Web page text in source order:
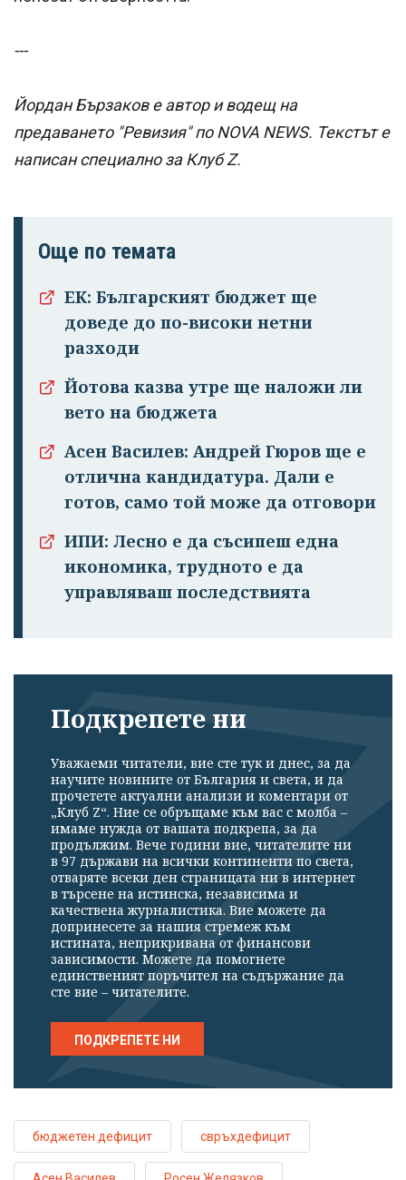
---
Йордан Бързаков е автор и водещ на
предаването "Ревизия" по NOVA NEWS. Текстът е
написан специално за Клуб Z.
Още по темата
ЕК: Българският бюджет ще
доведе до по-високи нетни
разходи
Йотова казва утре ще наложи ли
вето на бюджета
Асен Василев: Андрей Гюров ще е
отлична кандидатура. Дали е
готов, само той може да отговори
ИПИ: Лесно е да съсипеш една
икономика, трудното е да
управляваш последствията
Подкрепете ни
Уважаеми читатели, вие сте тук и днес, за да
научите новините от България и света, и да
прочетете актуални анализи и коментари от
„Клуб Z“. Ние се обръщаме към вас с молба –
имаме нужда от вашата подкрепа, за да
продължим. Вече години вие, читателите ни
в 97 държави на всички континенти по света,
отваряте всеки ден страницата ни в интернет
в търсене на истинска, независима и
качествена журналистика. Вие можете да
допринесете за нашия стремеж към
истината, неприкривана от финансови
зависимости. Можете да помогнете
единственият поръчител на съдържание да
сте вие – читателите.
ПОДКРЕПЕТЕ НИ
бюджетен дефицит свръхдефицит